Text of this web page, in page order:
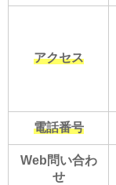
アクセス
電話番号
Web問い合わ
せ